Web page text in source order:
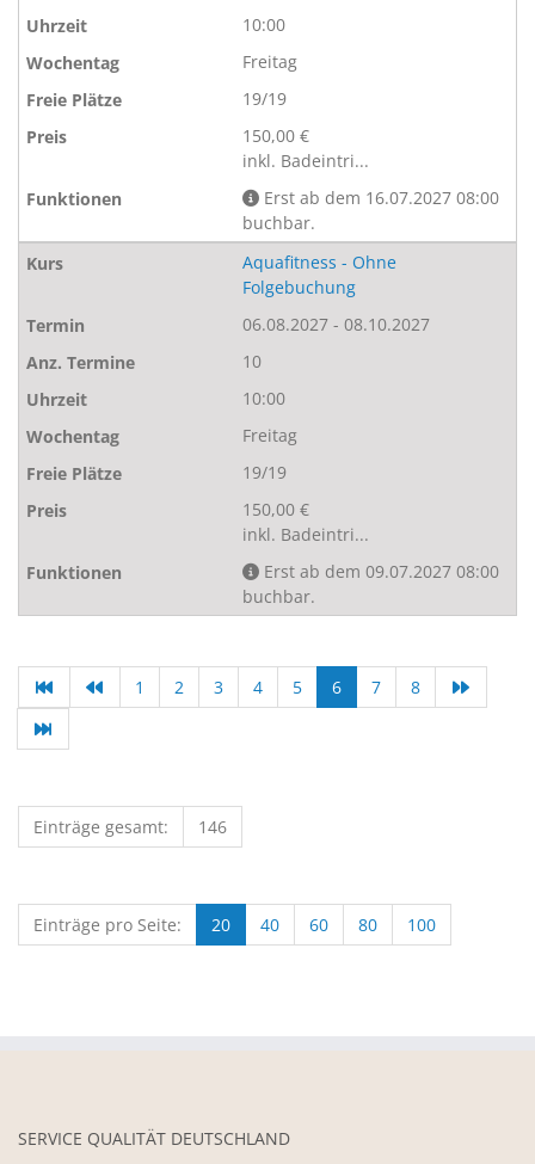
10:00
Freitag
19/19
150,00 €
inkl. Badeintri...
Erst ab dem 16.07.2027 08:00
buchbar.
Aquafitness - Ohne
Folgebuchung
06.08.2027 - 08.10.2027
10
10:00
Freitag
19/19
150,00 €
inkl. Badeintri...
Erst ab dem 09.07.2027 08:00
buchbar.
1 2 3 4 5 6 7 8
Einträge gesamt: 146
Einträge pro Seite: 20 40 60 80 100
SERVICE QUALITÄT DEUTSCHLAND